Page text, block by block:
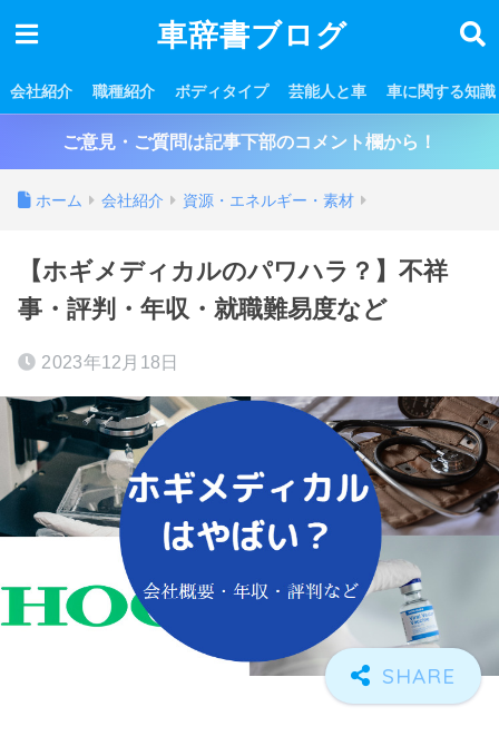
車辞書ブログ
会社紹介 職種紹介 ボディタイプ 芸能人と車 車に関する知識
ご意見・ご質問は記事下部のコメント欄から！
ホーム 会社紹介 資源・エネルギー・素材
【ホギメディカルのパワハラ？】不祥
事・評判・年収・就職難易度など
2023年12月18日